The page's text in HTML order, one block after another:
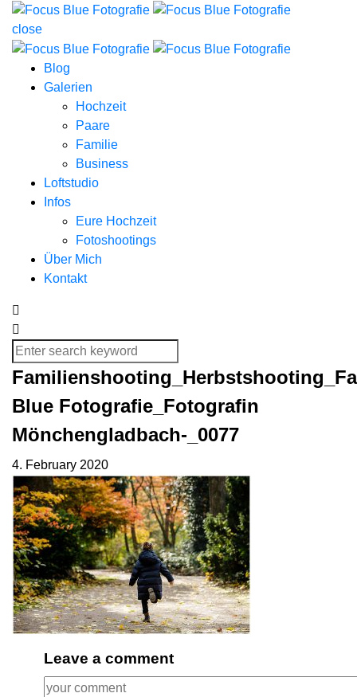
close
Blog
Galerien
Hochzeit
Paare
Familie
Business
Loftstudio
Infos
Eure Hochzeit
Fotoshootings
Über Mich
Kontakt
Blue Fotografie_Fotografin
Mönchengladbach-_0077
4. February 2020
Leave a comment